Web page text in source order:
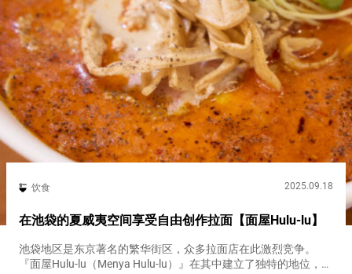
饮食 2025.09.18
在池袋的夏威夷空间享受自由创作拉面【面屋Hulu-lu】
池袋地区是东京著名的繁华街区，众多拉面店在此激烈竞争。
『面屋Hulu-lu（Menya Hulu-lu）』在其中建立了独特的地位，并